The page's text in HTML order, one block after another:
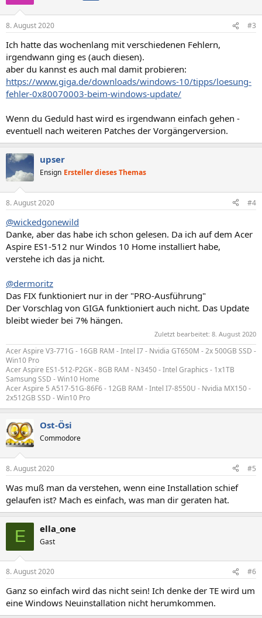
8. August 2020 #3
Ich hatte das wochenlang mit verschiedenen Fehlern,
irgendwann ging es (auch diesen).
aber du kannst es auch mal damit probieren:
https://www.giga.de/downloads/windows-10/tipps/loesung-
fehler-0x80070003-beim-windows-update/
Wenn du Geduld hast wird es irgendwann einfach gehen -
eventuell nach weiteren Patches der Vorgängerversion.
upser
Ensign Ersteller dieses Themas
8. August 2020 #4
@wickedgonewild
Danke, aber das habe ich schon gelesen. Da ich auf dem Acer
Aspire ES1-512 nur Windos 10 Home installiert habe,
verstehe ich das ja nicht.
@dermoritz
Das FIX funktioniert nur in der "PRO-Ausführung"
Der Vorschlag von GIGA funktioniert auch nicht. Das Update
bleibt wieder bei 7% hängen.
Zuletzt bearbeitet: 8. August 2020
Acer Aspire V3-771G - 16GB RAM - Intel I7 - Nvidia GT650M - 2x 500GB SSD -
Win10 Pro
Acer Aspire ES1-512-P2GK - 8GB RAM - N3450 - Intel Graphics - 1x1TB
Samsung SSD - Win10 Home
Acer Aspire 5 A517-51G-86F6 - 12GB RAM - Intel I7-8550U - Nvidia MX150 -
2x512GB SSD - Win10 Pro
Ost-Ösi
Commodore
8. August 2020 #5
Was muß man da verstehen, wenn eine Installation schief
gelaufen ist? Mach es einfach, was man dir geraten hat.
E ella_one
Gast
8. August 2020 #6
Ganz so einfach wird das nicht sein! Ich denke der TE wird um
eine Windows Neuinstallation nicht herumkommen.